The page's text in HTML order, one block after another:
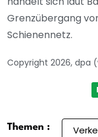
Grenzübergang
Schienennetz.
Copyright 2026, dpa
Themen :